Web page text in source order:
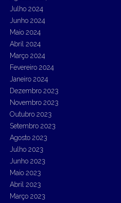
Julho 2024
Junho 2024
Maio 2024
Abril 2024
Março 2024
Fevereiro 2024
Janeiro 2024
Dezembro 2023
Novembro 2023
Outubro 2023
Setembro 2023
Agosto 2023
Julho 2023
Junho 2023
Maio 2023
Abril 2023
Março 2023